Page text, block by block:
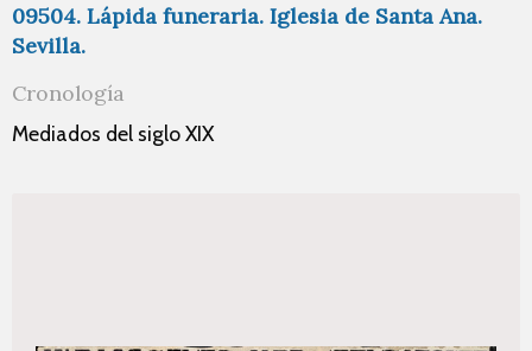
09504. Lápida funeraria. Iglesia de Santa Ana.
Sevilla.
Cronología
Mediados del siglo XIX